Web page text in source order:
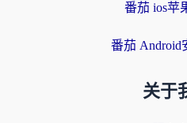
番茄 ios苹
番茄 Android
关于